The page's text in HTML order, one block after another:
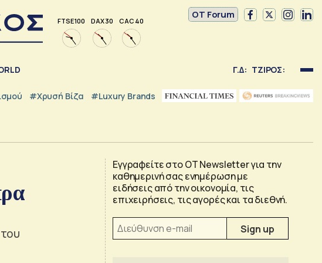
FTSE 100 DAX 30 CAC 40
OT Forum
Γ.Δ: ΤΖΙΡΟΣ:
#Χρυσή Βίζα #luxury Brands
Εγγραφείτε στο OT Newsletter για την
καθημερινή σας ενημέρωση με
ειδήσεις από την οικονομία, τις
επιχειρήσεις, τις αγορές και τα διεθνή.